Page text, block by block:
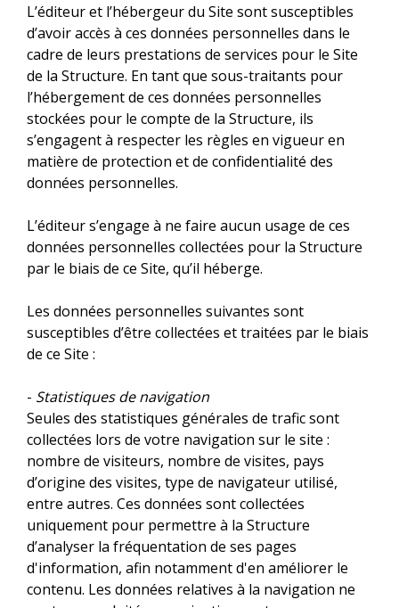
L’éditeur et l’hébergeur du Site sont susceptibles
d’avoir accès à ces données personnelles dans le
cadre de leurs prestations de services pour le Site
de la Structure. En tant que sous-traitants pour
l’hébergement de ces données personnelles
stockées pour le compte de la Structure, ils
s’engagent à respecter les règles en vigueur en
matière de protection et de confidentialité des
données personnelles.
L’éditeur s’engage à ne faire aucun usage de ces
données personnelles collectées pour la Structure
par le biais de ce Site, qu’il héberge.
Les données personnelles suivantes sont
susceptibles d’être collectées et traitées par le biais
de ce Site :
- Statistiques de navigation
Seules des statistiques générales de trafic sont
collectées lors de votre navigation sur le site :
nombre de visiteurs, nombre de visites, pays
d’origine des visites, type de navigateur utilisé,
entre autres. Ces données sont collectées
uniquement pour permettre à la Structure
d’analyser la fréquentation de ses pages
d'information, afin notamment d'en améliorer le
contenu. Les données relatives à la navigation ne